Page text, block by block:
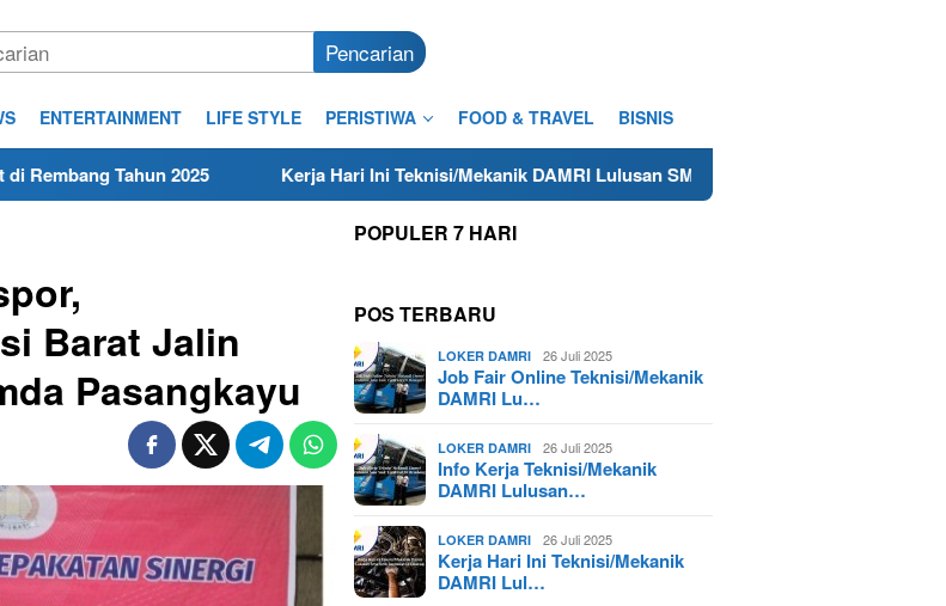
Pencarian
ENTERTAINMENT LIFE STYLE PERISTIWA FOOD & TRAVEL BISNIS
2025 Kerja Hari Ini Teknisi/Mekanik DAMRI Lulusan SMA/SMK Terdekat di Cilacap Tahun 2025
Barat Jalin
Pasangkayu
POPULER 7 HARI
POS TERBARU
LOKER DAMRI 26 Juli 2025
Job Fair Online Teknisi/Mekanik
DAMRI Lu…
LOKER DAMRI 26 Juli 2025
Info Kerja Teknisi/Mekanik
DAMRI Lulusan…
LOKER DAMRI 26 Juli 2025
Kerja Hari Ini Teknisi/Mekanik
DAMRI Lul…